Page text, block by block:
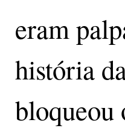
eram
história
bloqueou